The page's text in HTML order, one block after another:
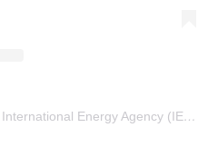
Una publicación compartida de International Energy Agency (IEA) (@internationalenergyagency)